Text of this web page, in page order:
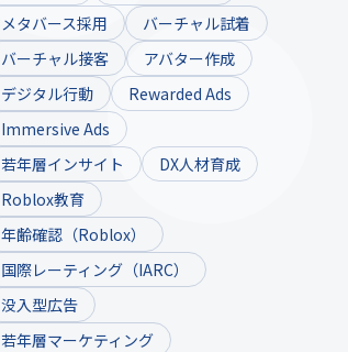
メタバース採用
バーチャル試着
バーチャル接客
アバター作成
デジタル行動
Rewarded Ads
Immersive Ads
若年層インサイト
DX人材育成
Roblox教育
年齢確認（Roblox）
国際レーティング（IARC）
没入型広告
若年層マーケティング